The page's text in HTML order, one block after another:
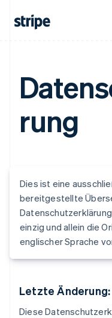
rung
Dies ist eine
bereitgestellte
einzig und allein die
englischer Sprache
Letzte Änderung:
Diese